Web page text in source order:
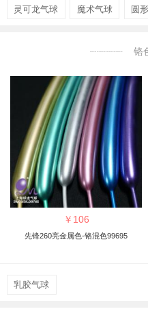
灵可龙气球 魔术气球 圆
铬
￥ 106
先锋260亮金属色-铬混色99695
乳胶气球